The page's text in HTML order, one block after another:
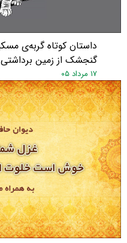
داستان کوتاه گربه‌ی
گنجشک از زمین برداشتی
۱۷ مرداد ۰۵